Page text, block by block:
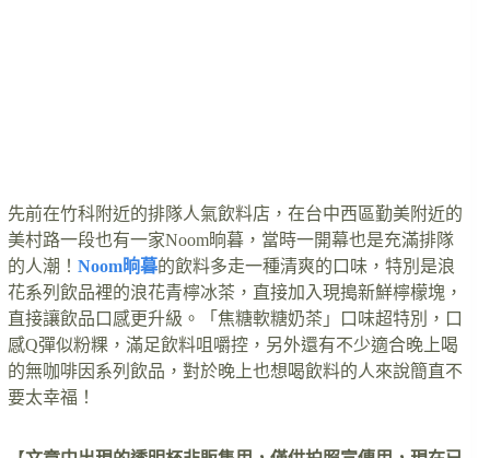
先前在竹科附近的排隊人氣飲料店，在台中西區勤美附近的
美村路一段也有一家Noom晌暮，當時一開幕也是充滿排隊
的人潮！ Noom晌暮的飲料多走一種清爽的口味，特別是浪
花系列飲品裡的浪花青檸冰茶，直接加入現搗新鮮檸檬塊，
直接讓飲品口感更升級。「焦糖軟糖奶茶」口味超特別，口
感Q彈似粉粿，滿足飲料咀嚼控，另外還有不少適合晚上喝
的無咖啡因系列飲品，對於晚上也想喝飲料的人來說簡直不
要太幸福！